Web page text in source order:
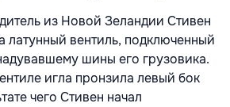
из Новой Зеландии Стивен
латунный вентиль, подключенный
шины его грузовика.
игла пронзила левый бок
чего Стивен начал